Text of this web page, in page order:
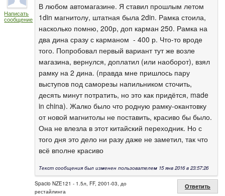
Написать
сообщение
В любом автомагазине. Я ставил прошлым летом
1din магнитолу, штатная была 2din. Рамка стоила,
насколько помню, 200р, доп карман 250. Рамка на
два дина сразу с карманом - 400 р. Что-то вроде
того. Попробовал первый вариант тут же возле
магазина, вернулся, доплатил (или наоборот), взял
рамку на 2 дина. (правда мне пришлось пару
выступов под саморезы напильником сточить,
десять минут потратить, но это как придётся, made
in china). Жалко было что родную рамку-окантовку
от новой магнитолы не поставить, красиво бы было.
Она не влезла в этот китайский переходник. Но с
того дня это дело ни разу даже не заметил, так что
всё вполне красиво
Текст сообщения был изменен пользователем 15 янв 2016 в 23:57:26
Spacio NZE121 - 1.5л, FF, 2001-03, до
рестайлинга
Ответить